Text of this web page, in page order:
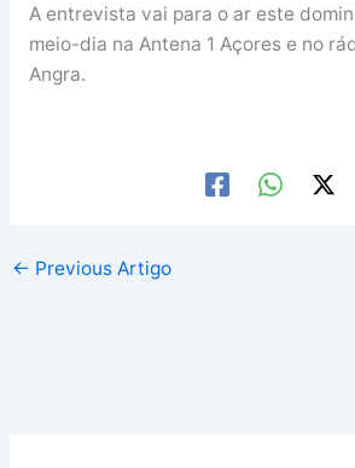
A entrevista vai para o ar este
meio-dia na Antena 1 Açores e no
Angra.
← Previous Artigo